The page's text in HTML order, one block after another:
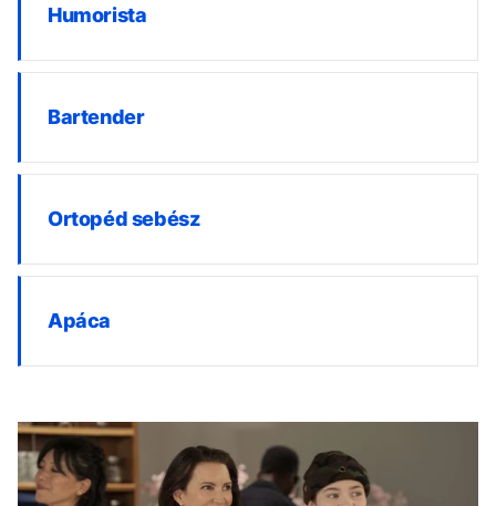
Humorista
Bartender
Ortopéd sebész
Apáca